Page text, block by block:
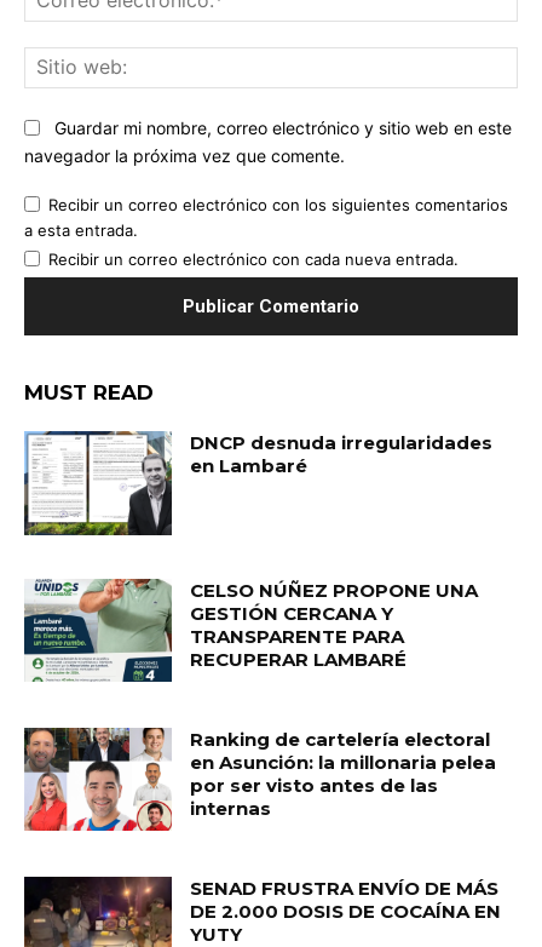
Guardar mi nombre, correo electrónico y sitio web en este
navegador la próxima vez que comente.
Recibir un correo electrónico con los siguientes comentarios
a esta entrada.
Recibir un correo electrónico con cada nueva entrada.
MUST READ
DNCP desnuda irregularidades
en Lambaré
CELSO NÚÑEZ PROPONE UNA
GESTIÓN CERCANA Y
TRANSPARENTE PARA
RECUPERAR LAMBARÉ
Ranking de cartelería electoral
en Asunción: la millonaria pelea
por ser visto antes de las
internas
SENAD FRUSTRA ENVÍO DE MÁS
DE 2.000 DOSIS DE COCAÍNA EN
YUTY